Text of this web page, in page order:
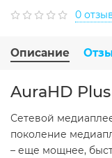
0
Описание
AuraHD
Сетевой
поколение
– еще мощнее,